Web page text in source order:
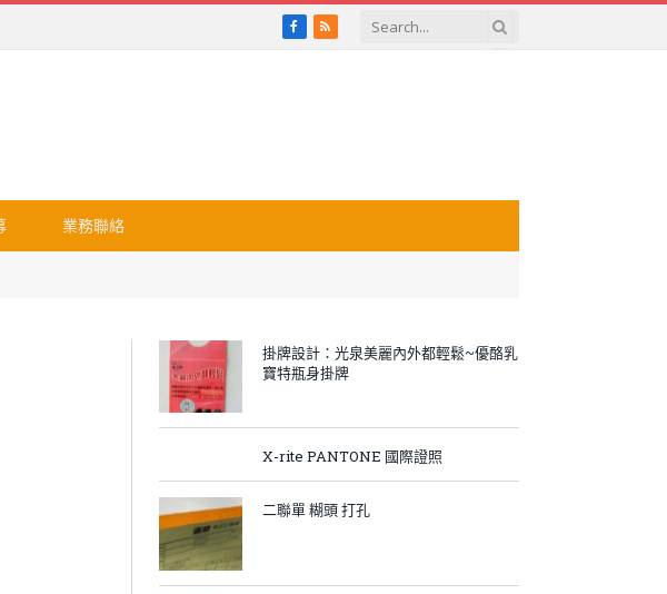
Facebook
RSS
業務聯絡
掛牌設計：光泉美麗內外都輕鬆~優酪乳
寶特瓶身掛牌
X-rite PANTONE 國際證照
二聯單 糊頭 打孔